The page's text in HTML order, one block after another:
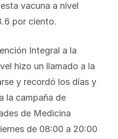
vacuna a nivel
por ciento.
Integral a la
hizo un llamado a la
y recordó los días y
la campaña de
de Medicina
de 08:00 a 20:00